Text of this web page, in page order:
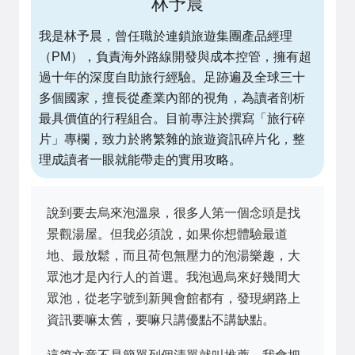
我是林予晨，曾任職於連鎖旅遊集團產品經理
（PM），負責海外路線開發與成本控管，擁有超
過十年的深度自助旅行經驗。足跡遍及全球三十
多個國家，擅長從產業內部的視角，為讀者剖析
最具價值的行程組合。目前專注於撰寫「旅行碎
片」專欄，致力於將繁雜的旅遊資訊碎片化，整
理成讀者一眼就能帶走的實用攻略。
說到要去烏來泡溫泉，很多人第一個念頭是找
景觀湯屋。但我必須說，如果你想體驗最道
地、最放鬆，而且荷包無壓力的泡湯樂趣，大
眾池才是內行人的首選。我泡過烏來好幾間大
眾池，從老字號到新興會館都有，發現網路上
資訊要嘛太舊，要嘛只講優點不講缺點。